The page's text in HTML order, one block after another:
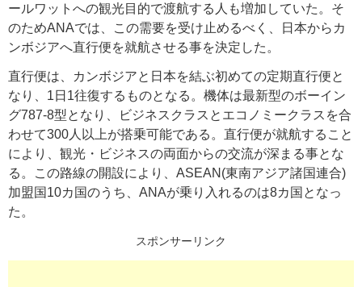
ールワットへの観光目的で渡航する人も増加していた。そ
のためANAでは、この需要を受け止めるべく、日本からカ
ンボジアへ直行便を就航させる事を決定した。
直行便は、カンボジアと日本を結ぶ初めての定期直行便と
なり、1日1往復するものとなる。機体は最新型のボーイン
グ787-8型となり、ビジネスクラスとエコノミークラスを合
わせて300人以上が搭乗可能である。直行便が就航すること
により、観光・ビジネスの両面からの交流が深まる事とな
る。この路線の開設により、ASEAN(東南アジア諸国連合)
加盟国10カ国のうち、ANAが乗り入れるのは8カ国となっ
た。
スポンサーリンク